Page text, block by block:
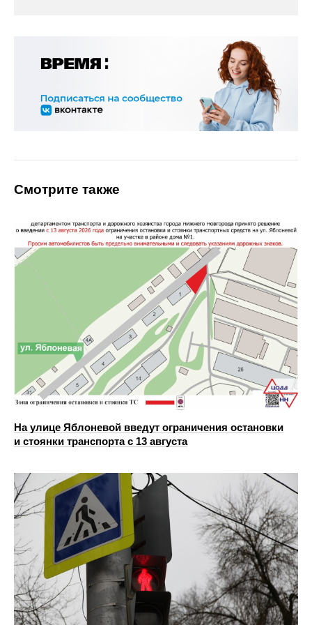
Смотрите также
На улице Яблоневой введут ограничения остановки
и стоянки транспорта с 13 августа